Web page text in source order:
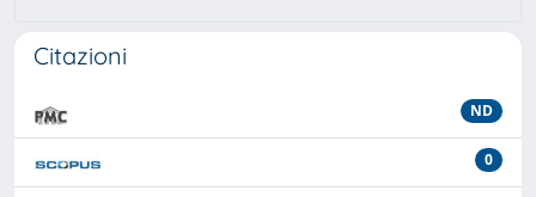
Citazioni
ND
0